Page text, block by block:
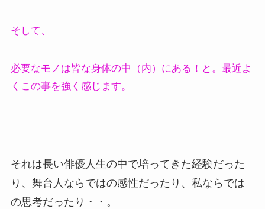
そして、
必要なモノは皆な身体の中（内）にある！と。最近よ
くこの事を強く感じます。
それは長い俳優人生の中で培ってきた経験だった
り、舞台人ならではの感性だったり、私ならでは
の思考だったり・・。